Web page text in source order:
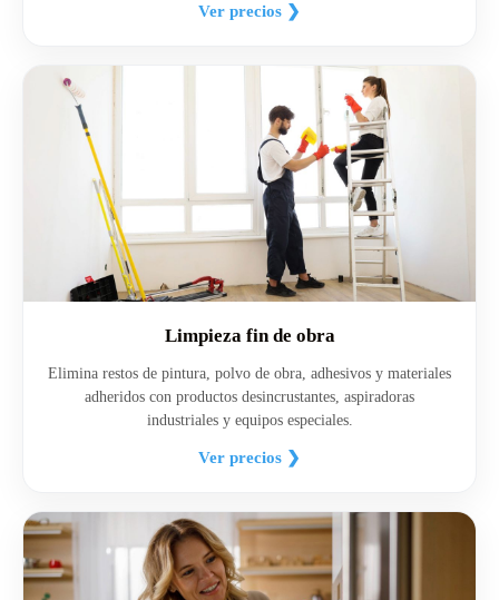
Ver precios ❯
Limpieza fin de obra
Elimina restos de pintura, polvo de obra, adhesivos y materiales
adheridos con productos desincrustantes, aspiradoras
industriales y equipos especiales.
Ver precios ❯